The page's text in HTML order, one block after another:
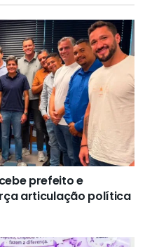
prefeito e
articulação política